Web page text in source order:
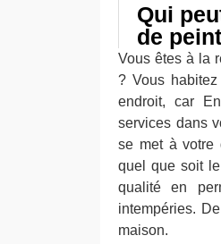
Qui
de
Vous êtes à la
? Vous
endroit, car
services dans
se met à votre
quel que soit
qualité en
intempéries.
maison.